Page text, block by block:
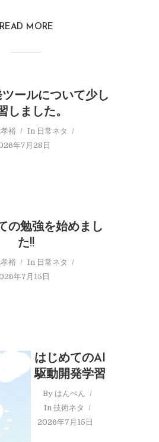
READ MORE
ールについて少し
しました。
裕 In 日常ネタ
年7月28日
の勉強を始めまし
た!!
裕 In 日常ネタ
年7月15日
はじめてのAI
駆動開発学習
By はんぺん
In技術ネタ
2026年7月15日